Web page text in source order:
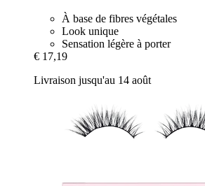
À base de fibres végétales
Look unique
Sensation légère à porter
€ 17,19
Livraison jusqu'au 14 août